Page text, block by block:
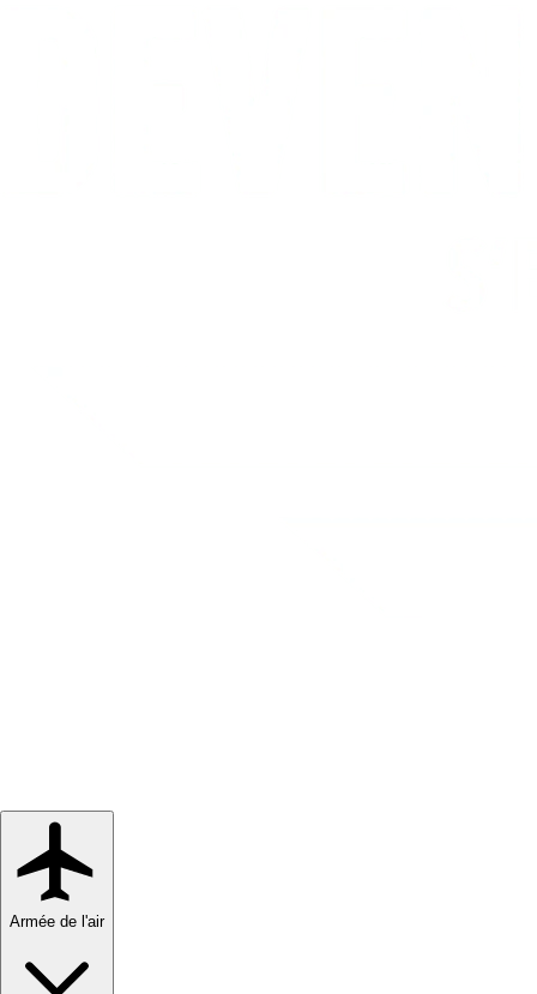
Armée de l'air